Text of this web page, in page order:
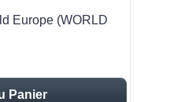
Europe (WORLD
Panier